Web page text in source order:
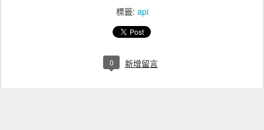
標籤: api
0 新增留言